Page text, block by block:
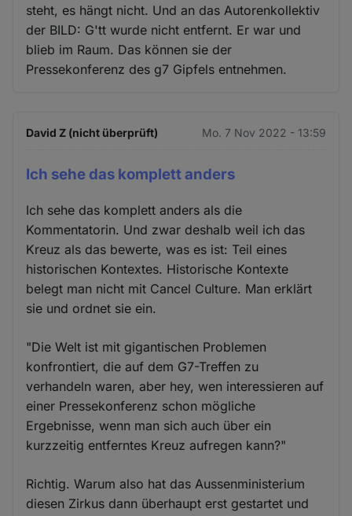
steht, es hängt nicht. Und an das Autorenkollektiv
der BILD: G'tt wurde nicht entfernt. Er war und
blieb im Raum. Das können sie der
Pressekonferenz des g7 Gipfels entnehmen.
David Z (nicht überprüft) Mo. 7 Nov 2022 - 13:59
Ich sehe das komplett anders
Ich sehe das komplett anders als die
Kommentatorin. Und zwar deshalb weil ich das
Kreuz als das bewerte, was es ist: Teil eines
historischen Kontextes. Historische Kontexte
belegt man nicht mit Cancel Culture. Man erklärt
sie und ordnet sie ein.
"Die Welt ist mit gigantischen Problemen
konfrontiert, die auf dem G7-Treffen zu
verhandeln waren, aber hey, wen interessieren auf
einer Pressekonferenz schon mögliche
Ergebnisse, wenn man sich auch über ein
kurzzeitig entferntes Kreuz aufregen kann?"
Richtig. Warum also hat das Aussenministerium
diesen Zirkus dann überhaupt erst gestartet und